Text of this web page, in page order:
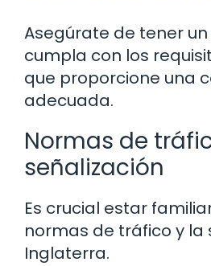
Asegúrate de tener
cumpla con los
que proporcione una
adecuada.
Normas de
señalización
Es crucial estar
normas de tráfico y la
Inglaterra.